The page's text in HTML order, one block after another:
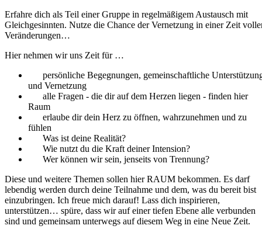
Erfahre dich als Teil einer Gruppe in regelmäßigem Austausch mit
Gleichgesinnten. Nutze die Chance der Vernetzung in einer Zeit
Veränderungen…
Hier nehmen wir uns Zeit für …
persönliche Begegnungen, gemeinschaftliche
und Vernetzung
alle Fragen - die dir auf dem Herzen liegen - finden hier
Raum
erlaube dir dein Herz zu öffnen, wahrzunehmen und zu
fühlen
Was ist deine Realität?
Wie nutzt du die Kraft deiner Intension?
Wer können wir sein, jenseits von Trennung?
Diese und weitere Themen sollen hier RAUM bekommen. Es darf
lebendig werden durch deine Teilnahme und dem, was du bereit bist
einzubringen. Ich freue mich darauf! Lass dich inspirieren,
unterstützen… spüre, dass wir auf einer tiefen Ebene alle verbunden
sind und gemeinsam unterwegs auf diesem Weg in eine Neue Zeit.